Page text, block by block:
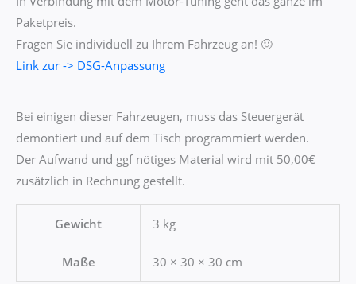
Paketpreis.
Fragen Sie individuell zu Ihrem Fahrzeug an! 🙂
Link zur -> DSG-Anpassung
Bei einigen dieser Fahrzeugen, muss das Steuergerät
demontiert und auf dem Tisch programmiert werden.
Der Aufwand und ggf nötiges Material wird mit 50,00€
zusätzlich in Rechnung gestellt.
Gewicht 3 kg
Maße 30 × 30 × 30 cm